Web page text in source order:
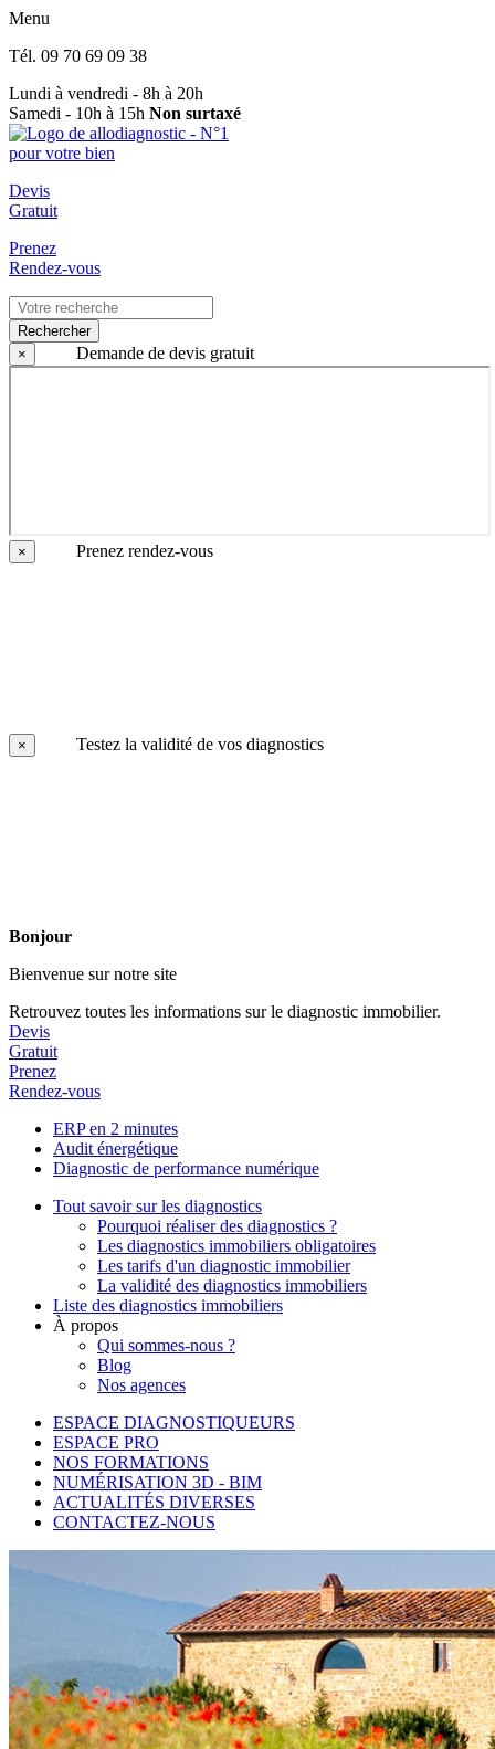
Menu
Tél. 09 70 69 09 38
Lundi à vendredi - 8h à 20h
Samedi - 10h à 15h Non surtaxé
Devis
Gratuit
Prenez
Rendez-vous
Rechercher
×
Demande de devis gratuit
× Prenez rendez-vous
× Testez la validité de vos diagnostics
Bonjour
Bienvenue sur notre site
Retrouvez toutes les informations sur le diagnostic immobilier.
Devis
Gratuit
Prenez
Rendez-vous
ERP en 2 minutes
Audit énergétique
Diagnostic de performance numérique
Tout savoir sur les diagnostics
Pourquoi réaliser des diagnostics ?
Les diagnostics immobiliers obligatoires
Les tarifs d'un diagnostic immobilier
La validité des diagnostics immobiliers
Liste des diagnostics immobiliers
À propos
Qui sommes-nous ?
Blog
Nos agences
ESPACE DIAGNOSTIQUEURS
ESPACE PRO
NOS FORMATIONS
NUMÉRISATION 3D - BIM
ACTUALITÉS DIVERSES
CONTACTEZ-NOUS